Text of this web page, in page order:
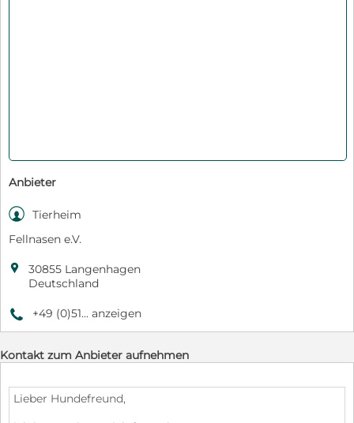
Anbieter
 Tierheim
Fellnasen e.V.

30855 Langenhagen
Deutschland
9 +49 (0)51... anzeigen
Kontakt zum Anbieter aufnehmen